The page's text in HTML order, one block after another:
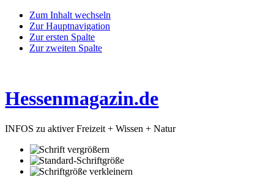
Zum Inhalt wechseln
Zur Hauptnavigation
Zur ersten Spalte
Zur zweiten Spalte
Hessenmagazin.de
INFOS zu aktiver Freizeit + Wissen + Natur